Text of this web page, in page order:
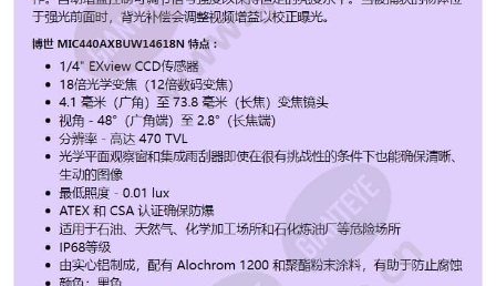
的图像 最低照度 - 0.01 lux ATEX 和 CSA 认证确保防爆
适用于石油、天然气、化学加工场所和石化炼油厂等危险
场所 IP68等级 由实心铝制成，配有 Alochrom 1200 和聚
酯粉末涂料，有助于防止腐蚀 颜色：黑色 摄像机风格：
PTZ Color: 黑色的 Compliance: 符合国防授权法案
Durability: 防风雨 Environmental: Outdoor 光学变焦：
18倍光学变焦 保护码： IP68 传感器尺寸： 1/4" 传感器类
型： CCD 专业摄像机功能： 防爆 Technology:
CCTV（模拟 CVBS） Warranty: 3 年制造商保修